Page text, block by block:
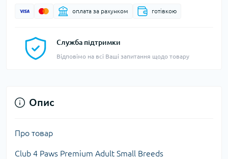
оплата за рахунком готівкою
Служба підтримки
Відповімо на всі Ваші запитання щодо товару
Опис
Про товар
Club 4 Paws Premium Adult Small Breeds